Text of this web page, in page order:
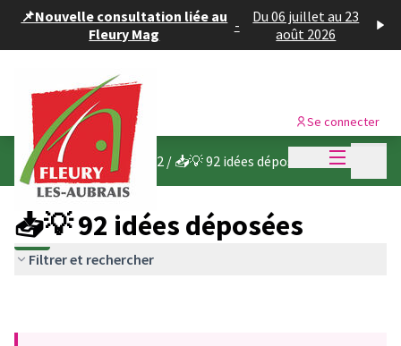
📌Nouvelle consultation liée au
Fleury Mag
-
Du 06 juillet au 23
août 2026
Menu
Se connecter
Budget participatif 2022 / 📥💡 92 idées déposées
📥💡 92 idées déposées
Filtrer et rechercher
Panneau de gestion des cookies